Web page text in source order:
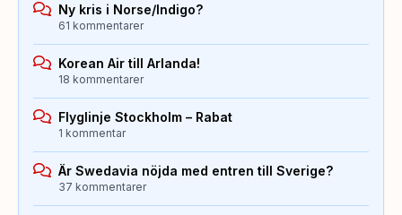
Ny kris i Norse/Indigo?
61 kommentarer
Korean Air till Arlanda!
18 kommentarer
Flyglinje Stockholm – Rabat
1 kommentar
Är Swedavia nöjda med entren till Sverige?
37 kommentarer